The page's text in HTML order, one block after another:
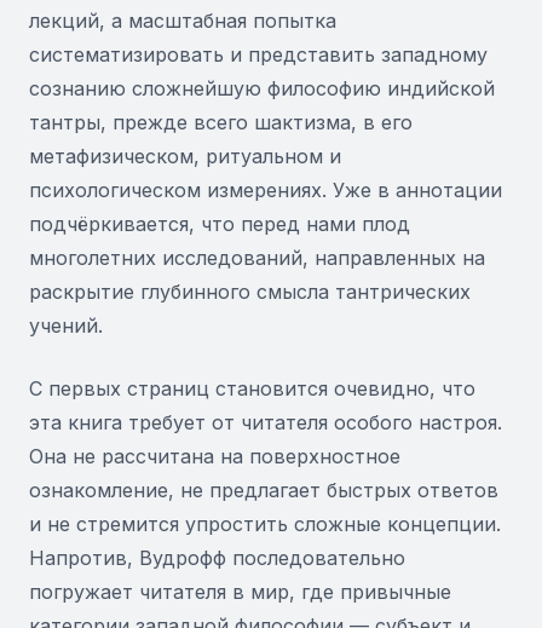
лекций, а масштабная попытка
систематизировать и представить западному
сознанию сложнейшую философию индийской
тантры, прежде всего шактизма, в его
метафизическом, ритуальном и
психологическом измерениях. Уже в аннотации
подчёркивается, что перед нами плод
многолетних исследований, направленных на
раскрытие глубинного смысла тантрических
учений.
С первых страниц становится очевидно, что
эта книга требует от читателя особого настроя.
Она не рассчитана на поверхностное
ознакомление, не предлагает быстрых ответов
и не стремится упростить сложные концепции.
Напротив, Вудрофф последовательно
погружает читателя в мир, где привычные